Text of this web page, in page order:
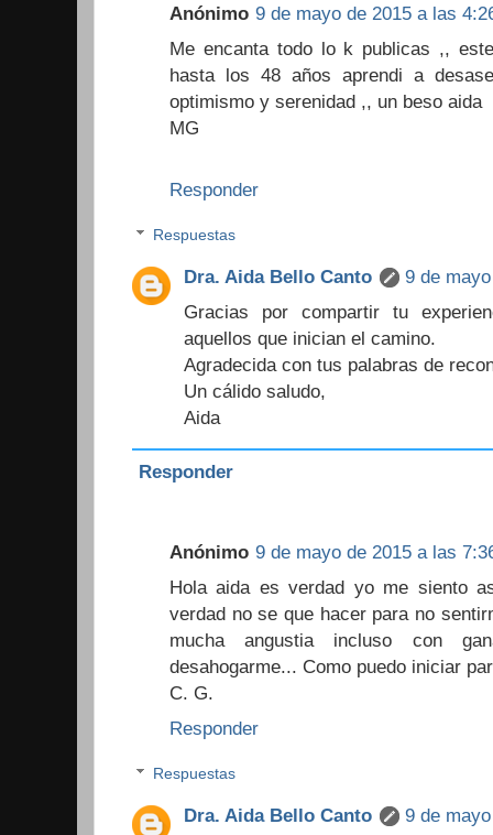
Anónimo 9 de mayo de 2015 a las
Me encanta todo lo k publicas ,,
hasta los 48 años aprendi a
optimismo y serenidad ,, un beso aida
MG
Responder
Respuestas
Dra. Aida Bello Canto
9 de
Gracias por compartir tu
aquellos que inician el camino.
Agradecida con tus palabras de
Un cálido saludo,
Aida
Responder
Anónimo 9 de mayo de 2015 a las
Hola aida es verdad yo me siento
verdad no se que hacer para no
mucha angustia incluso con
desahogarme... Como puedo iniciar
C. G.
Responder
Respuestas
Dra. Aida Bello Canto
9 de